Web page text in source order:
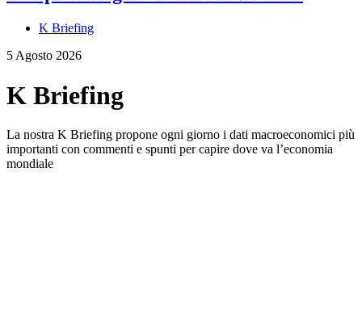
K Briefing
5 Agosto 2026
K Briefing
La nostra K Briefing propone ogni giorno i dati macroeconomici più
importanti con commenti e spunti per capire dove va l’economia
mondiale